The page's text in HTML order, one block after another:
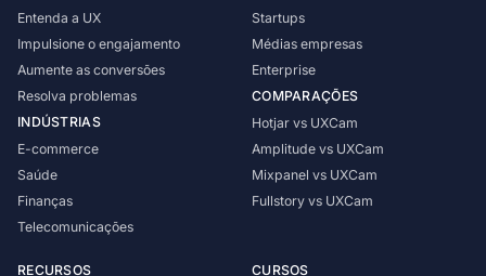
Webinars e ebooks
MAIS
Parceiros
Entenda a UX
Impulsione o engajamento
Aumente as conversões
Resolva problemas
INDÚSTRIAS
E-commerce
Saúde
Finanças
Telecomunicações
Startups
Médias empresas
Enterprise
COMPARAÇÕES
Hotjar vs UXCam
Amplitude vs UXCam
Mixpanel vs UXCam
Fullstory vs UXCam
RECURSOS
CURSOS